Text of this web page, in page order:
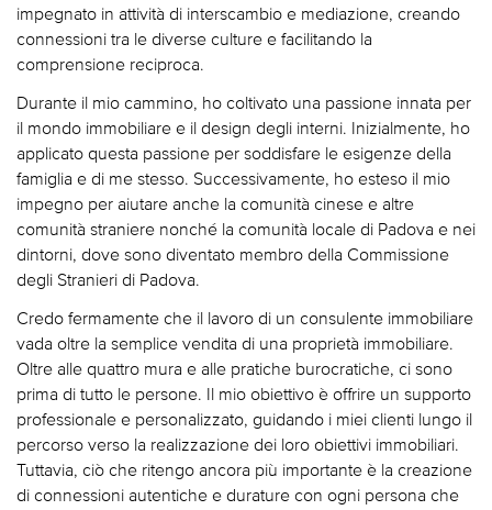
impegnato in attività di interscambio e mediazione, creando
connessioni tra le diverse culture e facilitando la
comprensione reciproca.
Durante il mio cammino, ho coltivato una passione innata per
il mondo immobiliare e il design degli interni. Inizialmente, ho
applicato questa passione per soddisfare le esigenze della
famiglia e di me stesso. Successivamente, ho esteso il mio
impegno per aiutare anche la comunità cinese e altre
comunità straniere nonché la comunità locale di Padova e nei
dintorni, dove sono diventato membro della Commissione
degli Stranieri di Padova.
Credo fermamente che il lavoro di un consulente immobiliare
vada oltre la semplice vendita di una proprietà immobiliare.
Oltre alle quattro mura e alle pratiche burocratiche, ci sono
prima di tutto le persone. Il mio obiettivo è offrire un supporto
professionale e personalizzato, guidando i miei clienti lungo il
percorso verso la realizzazione dei loro obiettivi immobiliari.
Tuttavia, ciò che ritengo ancora più importante è la creazione
di connessioni autentiche e durature con ogni persona che